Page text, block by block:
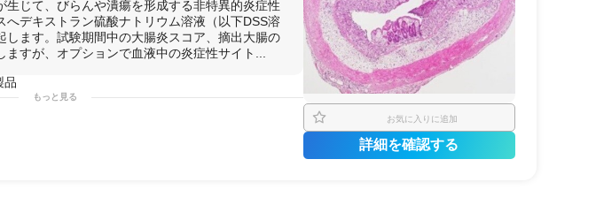
生じて、びらんや潰瘍を形成する非特異的炎症性
へデキストラン硫酸ナトリウム溶液（以下DSS溶
します。試験期間中の大腸炎スコア、摘出大腸の
すが、オプションで血液中の炎症性サイト...
品
もっと見る
お気に入りに追加
詳細を確認する